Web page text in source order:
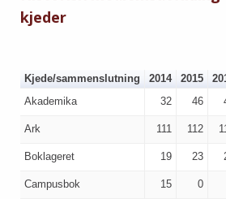
kjeder
Kjede/sammenslutning 2014 2015
Akademika
32 46
Ark 111 112
Boklageret 19 23
Campusbok 15 0